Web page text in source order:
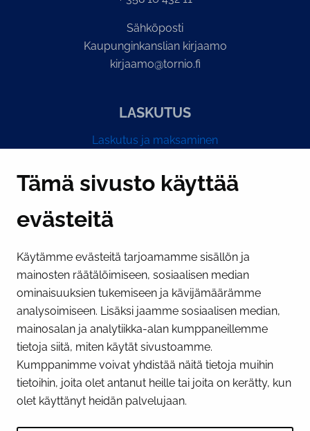
Tämä sivusto käyttää
evästeitä
Käytämme evästeitä tarjoamamme sisällön ja
mainosten räätälöimiseen, sosiaalisen median
ominaisuuksien tukemiseen ja kävijämäärämme
analysoimiseen. Lisäksi jaamme sosiaalisen median,
mainosalan ja analytiikka-alan kumppaneillemme
tietoja siitä, miten käytät sivustoamme.
Kumppanimme voivat yhdistää näitä tietoja muihin
tietoihin, joita olet antanut heille tai joita on kerätty, kun
olet käyttänyt heidän palvelujaan.
Sähköposti
Kaupunginkanslian kirjaamo
kirjaamo@tornio.fi
LASKUTUS
Laskutus ja maksaminen
PI­KA­LINK­KE­JÄ
Näytä evästeasetukseni
SOSIAALINEN MEDIA
Facebook InstagramYouTube